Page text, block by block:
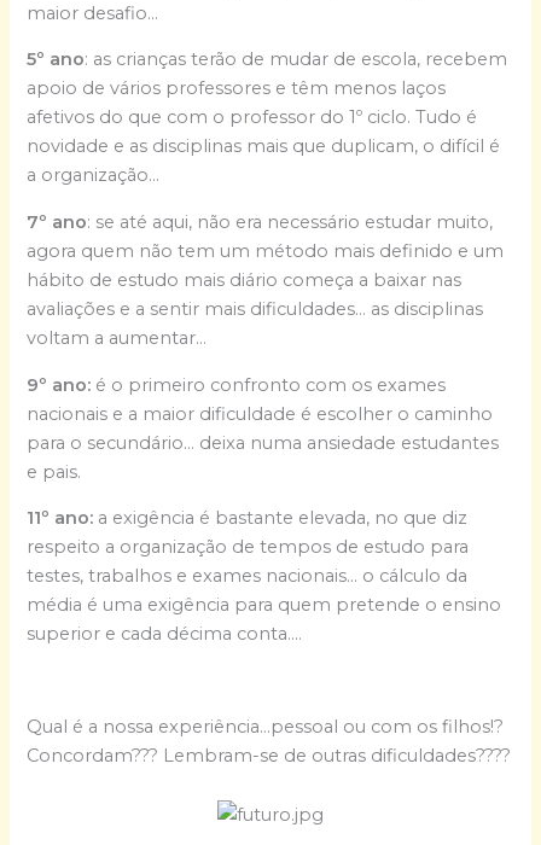
maior desafio…
5º ano: as crianças terão de mudar de escola, recebem
apoio de vários professores e têm menos laços
afetivos do que com o professor do 1º ciclo. Tudo é
novidade e as disciplinas mais que duplicam, o difícil é
a organização…
7º ano: se até aqui, não era necessário estudar muito,
agora quem não tem um método mais definido e um
hábito de estudo mais diário começa a baixar nas
avaliações e a sentir mais dificuldades… as disciplinas
voltam a aumentar…
9º ano: é o primeiro confronto com os exames
nacionais e a maior dificuldade é escolher o caminho
para o secundário… deixa numa ansiedade estudantes
e pais.
11º ano: a exigência é bastante elevada, no que diz
respeito a organização de tempos de estudo para
testes, trabalhos e exames nacionais… o cálculo da
média é uma exigência para quem pretende o ensino
superior e cada décima conta….
Qual é a nossa experiência…pessoal ou com os filhos!?
Concordam??? Lembram-se de outras dificuldades????